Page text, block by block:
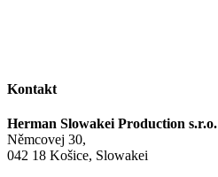
Kontakt
Herman Slowakei Production s.r.o.
Němcovej 30,
042 18 Košice, Slowakei